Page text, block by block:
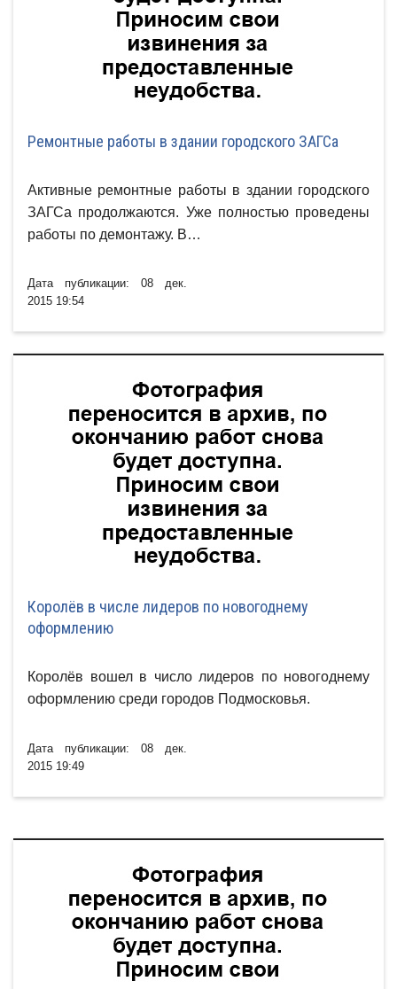
Ремонтные работы в здании городского ЗАГСа
Активные ремонтные работы в здании городского
ЗАГСа продолжаются. Уже полностью проведены
работы по демонтажу. В…
Дата публикации: 08 дек.
2015 19:54
Королёв в числе лидеров по новогоднему
оформлению
Королёв вошел в число лидеров по новогоднему
оформлению среди городов Подмосковья.
Дата публикации: 08 дек.
2015 19:49